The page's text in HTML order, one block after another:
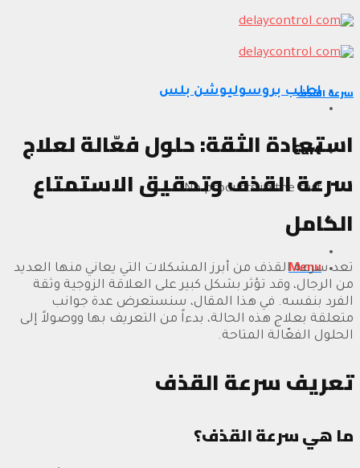
Skip
to
content
اطلب بروسوليوشن بلس
Cart
No products in the cart.
Menu
سرعة القذف
استعادة الثقة: حلول فعّالة لعلاج
سرعة القذف وتحقيق الاستمتاع
الكامل
تعد سرعة القذف من أبرز المشكلات التي يعاني منها العديد
من الرجال، وقد تؤثر بشكل كبير على العلاقة الزوجية وثقة
الفرد بنفسه. في هذا المقال، سنستعرض عدة جوانب
متعلقة بعلاج هذه الحالة، بدءاً من التعريف بها ووصولاً إلى
الحلول الفعّالة المتاحة.
تعريف سرعة القذف
ما هي سرعة القذف؟